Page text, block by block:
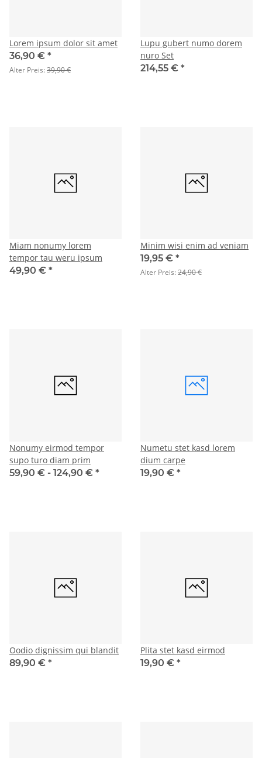
Lorem ipsum dolor sit amet
36,90 € *
Alter Preis:39,90 €
Lupu gubert numo dorem
nuro Set
214,55 € *
Miam nonumy lorem
tempor tau weru ipsum
49,90 € *
Minim wisi enim ad veniam
19,95 € *
Alter Preis:24,90 €
Nonumy eirmod tempor
supo turo diam prim
59,90 € - 124,90 € *
Numetu stet kasd lorem
dium carpe
19,90 € *
Oodio dignissim qui blandit
89,90 € *
Plita stet kasd eirmod
19,90 € *